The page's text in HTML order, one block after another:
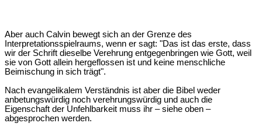
Aber auch Calvin bewegt sich an der Grenze des
Interpretationsspielraums, wenn er sagt: "Das ist das erste, dass
wir der Schrift dieselbe Verehrung entgegenbringen wie Gott, weil
sie von Gott allein hergeflossen ist und keine menschliche
Beimischung in sich trägt".
Nach evangelikalem Verständnis ist aber die Bibel weder
anbetungswürdig noch verehrungswürdig und auch die
Eigenschaft der Unfehlbarkeit muss ihr – siehe oben –
abgesprochen werden.